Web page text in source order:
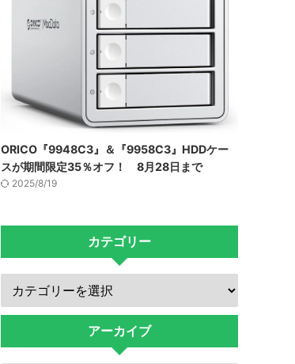
ORICO『9948C3』＆『9958C3』HDDケー
スが期間限定35％オフ！ 8月28日まで
2025/8/19
カテゴリー
アーカイブ